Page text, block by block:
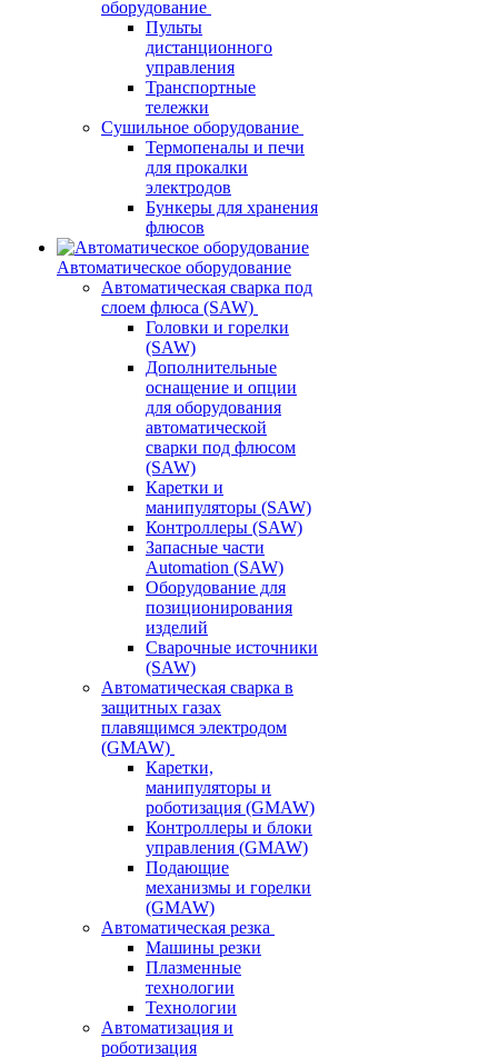
оборудование
Пульты
дистанционного
управления
Транспортные
тележки
Сушильное оборудование
Термопеналы и печи
для прокалки
электродов
Бункеры для хранения
флюсов
Автоматическое оборудование
Автоматическая сварка под
слоем флюса (SAW)
Головки и горелки
(SAW)
Дополнительные
оснащение и опции
для оборудования
автоматической
сварки под флюсом
(SAW)
Каретки и
манипуляторы (SAW)
Контроллеры (SAW)
Запасные части
Automation (SAW)
Оборудование для
позиционирования
изделий
Сварочные источники
(SAW)
Автоматическая сварка в
защитных газах
плавящимся электродом
(GMAW)
Каретки,
манипуляторы и
роботизация (GMAW)
Контроллеры и блоки
управления (GMAW)
Подающие
механизмы и горелки
(GMAW)
Автоматическая резка
Машины резки
Плазменные
технологии
Технологии
Автоматизация и
роботизация